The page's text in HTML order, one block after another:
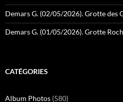
Demars G. (02/05/2026). Grotte des
Demars G. (01/05/2026). Grotte
CATÉGORIES
Album Photos (580)